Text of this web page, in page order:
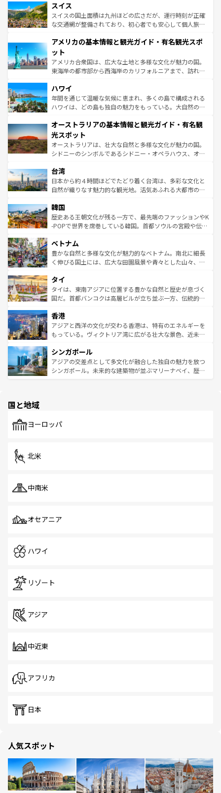
を参照してほしい。
は、お酒好きな人にはぜひ体験してほしい。 なお、新着の
ドイツ情報はコンテンツ一覧を参照してほしい。
リアごとに異なる魅力がある。また、優雅なアフタヌーン
ティー、ビール好きにはたまらない英国パブ、サッカー観
戦など、本場だからこそできる体験も豊富。イギリスを旅
ンツ一覧を参照してほしい。
スイス
スイスの国土面積は九州ほどの広さだが、運行時刻が正確
な交通網が整備されており、初心者でも安心して個人旅行
の建物がそのまま残る町や、スイスならではのユニークな
博物館もあり、アルプス観光だけでなく町歩きも満喫する
ことができる。国民の所得が高いため物価も高いが、旅行
者向けの交通パス提供のサービスもあり、うまく活用すれ
着のスイス情報は
アメリカの基本情報と観光ガイド・有名観光スポ
ット
アメリカ合衆国は、広大な土地と多様な文化が魅力の国。
東海岸の都市部から西海岸のカリフォルニアまで、訪れる
のような巨大都市は、観光、ショッピング、エンターテイ
ンメントが詰まった刺激的なスポットだ。一方、アメリカ
西部には大自然が広がり、グランドキャニオンやイエロー
部のニューオーリンズでは、音楽と美食が融合した独特の
文化が魅力。旅行者はアメリカの各地域で異なる魅力を楽
しみながら、その多様性と豊かな歴史を感じることができ
るだろう。車でのロードトリップや列車の旅も、アメリカ
情報は
ハワイ
年間を通じて温暖な気候に恵まれ、多くの島で構成される
ハワイは、どの島も独自の魅力をもっている。大自然の神
ワイ島は見逃せない。また、定番の観光地といえばオアフ
島だが、静かな自然を求めるならマウイ島やカウアイ島が
おすすめ。エメラルドグリーンに輝く海をはじめ、豊かな
文化や歴史が息づいている。「アロハスピリット」と呼ば
人々、おいしいローカルフードやハワイアンミュージッ
ク、伝統的なフラダンスなど、すべてがハワイの魅力を彩
っている。訪れるたびに新しい発見と感動が待っているハ
はコンテンツ一覧
オーストラリアの基本情報と観光ガイド・有名観
光スポット
オーストラリアは、壮大な自然と多様な文化が魅力の国。
シドニーのシンボルであるシドニー・オペラハウス、オー
リアリーフや大陸中央部にそびえるウルル（エアーズロッ
ク）、タスマニアの美しい原生林やケアンズの熱帯雨林な
ど、見どころがたくさん。また、カフェやワイン、オージ
いる。アクティビティも充実しており、サーフィンやダイ
ビング、ハイキングなど、アウトドア好きにはたまらな
い。オーストラリアの多彩な魅力を存分に味わいつくそ
参照してほしい。
台湾
日本から約４時間ほどでたどり着く台湾は、多彩な文化と
自然が織りなす魅力的な観光地。活気あふれる大都市の台
ン）、静ひつな山岳地帯である台湾東部など、都市の喧騒
と山間の静けさが共存しており、訪れる人に新しい発見と
驚きをもたらしてくれる。また、奥深い台湾の食文化も魅
容にもいいと評判のスイーツなど、バラエティ豊かな料理
が味わえる。 なお、新着の台湾情報は コンテンツ一覧を参
照してほしい。
韓国
歴史ある王朝文化が残る一方で、最先端のファッションやK
-POPで世界を席巻している韓国。首都ソウルの宮殿や伝統
き、地方に足を延ばせば四季折々の自然美を楽しむことが
できる。そして、キムチや焼肉、絶品のストリートフード
まで、さまざまな韓国料理が待っている。夜には、韓国な
リティに包まれながら、韓国の多彩な魅力を心ゆくまで味
わってみてほしい。 なお、新着の韓国情報はコンテンツ一
覧を参照してほしい。
ベトナム
豊かな自然と多様な文化が魅力的なベトナム。南北に細長
く伸びる国土には、広大な田園風景や青々とした山々、世
急速な発展と共に伝統が息づく。ハノイの古い町並みやホ
ーチミン市のフランス統治時代の建物も、独特の雰囲気を
醸し出している。また、バラエティの豊かさとおいしさで
とつ。フォーやバインミー、ベトナムコーヒーなどは、ぜ
ひ現地で味わいたい。どの地域を訪れてもあたたかい人々
が旅行者を迎えてくれるので、きっと忘れられない旅にな
参照してほしい。
タイ
タイは、東南アジアに位置する豊かな自然と歴史が息づく
国だ。首都バンコクは高層ビルが立ち並ぶ一方、伝統的な
の活気が交差している。北部ではチェンマイなどの山岳地
帯で自然と触れ合い、南部ではプーケットやクラビの美し
いビーチでリゾート気分を楽しむことができる。タイ料理
激する。気候は一年中温暖で、どの季節にも異なる楽しみ
が待っている。親しみやすいタイの人々、仏教を中心とし
た文化、そして多様な観光資源が、訪れる旅人を魅了し続
香港
アジアと西洋の文化が交わる香港は、特有のエネルギーを
もっている。ヴィクトリア湾に広がる壮大な景色、近未来
み、どこを訪れても感動するはず。観光スポットが密集し
ており、効率よく見どころを回れるのも魅力。息をのむよ
うな絶景から文化的な体験まで、香港を存分に楽しみ尽く
シンガポール
アジアの交差点として多文化が融合した独自の魅力を放つ
シンガポール。未来的な建築物が並ぶマリーナベイ、歴史
で、ホーカーズは地元の風情を楽しめる外せないスポット
国と地域
ヨーロッパ
北米
中南米
オセアニア
ハワイ
リゾート
アジア
中近東
アフリカ
日本
人気スポット